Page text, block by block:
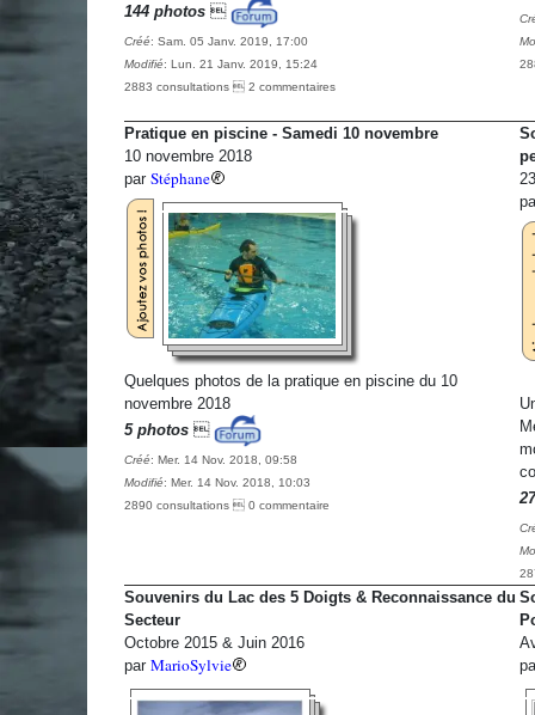
144 photos
Créé: Sam. 05 Janv. 2019, 17:00
Modifié: Lun. 21 Janv. 2019, 15:24
2883 consultations  2 commentaires
Pratique en piscine - Samedi 10 novembre
10 novembre 2018
par Stéphane
Quelques photos de la pratique en piscine du 10
novembre 2018
5 photos
Créé: Mer. 14 Nov. 2018, 09:58
Modifié: Mer. 14 Nov. 2018, 10:03
2890 consultations  0 commentaire
Souvenirs du Lac des 5 Doigts & Reconnaissance du
Secteur
Octobre 2015 & Juin 2016
par MarioSylvie